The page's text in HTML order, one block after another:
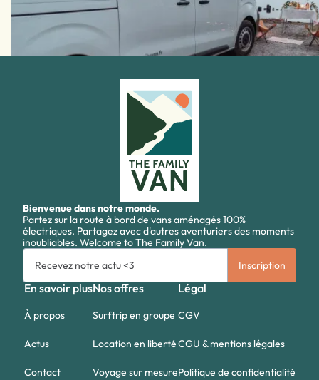
Bienvenue dans notre monde.
Partez sur la route à bord de vans aménagés 100%
électriques. Partagez avec d'autres aventuriers des moments
inoubliables. Welcome to The Family Van.
En savoir plus
À propos
Actus
Contact
Nos offres
Surftrip en groupe
Location en liberté
Voyage sur mesure
Légal
CGV
CGU & mentions légales
Politique de confidentialité